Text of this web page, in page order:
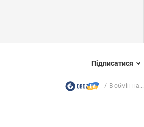
Підписатися
В обмін на...